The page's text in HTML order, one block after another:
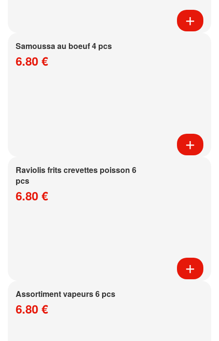
Samoussa au boeuf 4 pcs
6.80 €
Raviolis frits crevettes poisson 6
pcs
6.80 €
Assortiment vapeurs 6 pcs
6.80 €